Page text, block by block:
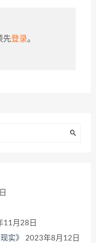
先登录。
11月28日
实》
2023年8月12日